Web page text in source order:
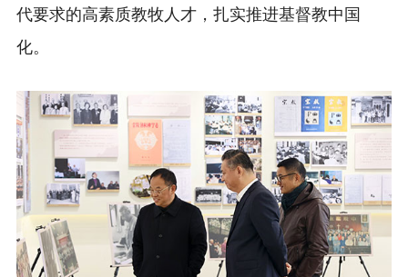
代要求的高素质教牧人才，扎实推进基督教中国
化。